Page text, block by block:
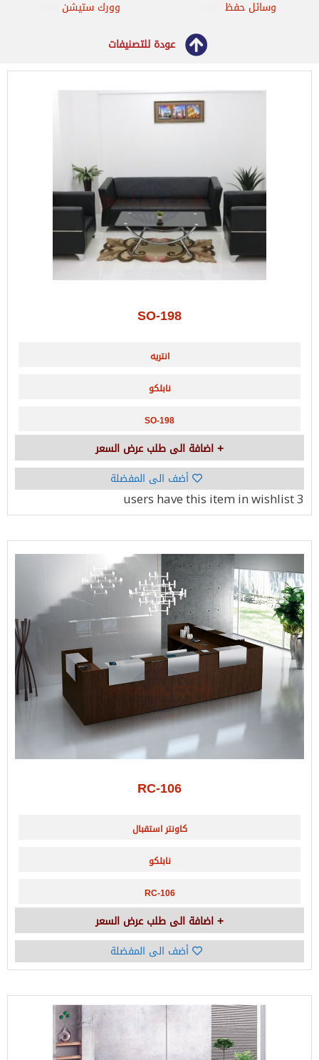
وسائل حفظ وورك ستيشن
عودة للتصنيفات
SO-198
انتريه
نابلكو
SO-198
اضافة الى طلب عرض السعر
أضف الى المفضلة
3 users
have this item in wishlist
RC-106
كاونتر استقبال
نابلكو
RC-106
اضافة الى طلب عرض السعر
أضف الى المفضلة